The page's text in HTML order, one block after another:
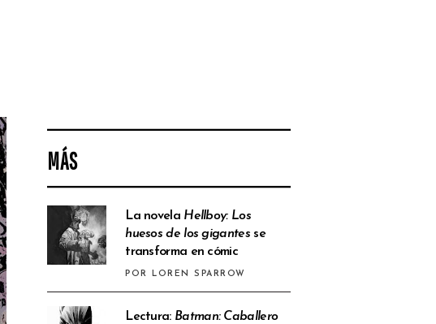
MÁS
La novela Hellboy: Los
huesos de los gigantesse
transforma en cómic
POR LOREN SPARROW
Lectura: Batman: Caballero